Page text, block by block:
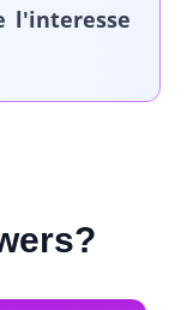
l'interesse